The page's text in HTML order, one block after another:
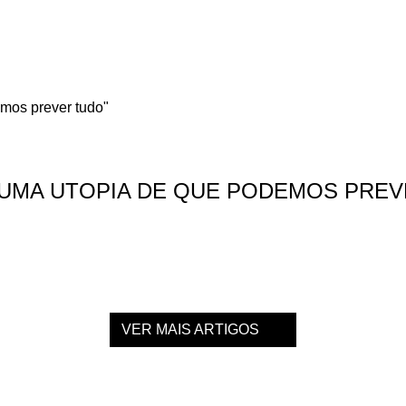
UTOPIA DE QUE PODEMOS
VER MAIS ARTIGOS